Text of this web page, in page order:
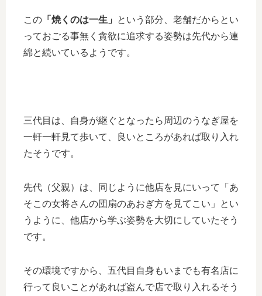
この 「焼くのは一生」
という部分、老舗だからとい
っておごる事無く貪欲に追求する姿勢は先代から連
綿と続いているようです。
三代目は、自身が継ぐとなったら周辺のうなぎ屋を
一軒一軒見て歩いて、良いところがあれば取り入れ
たそうです。
先代（父親）は、同じように他店を見にいって「あ
そこの女将さんの団扇のあおぎ方を見てこい」とい
うように、他店から学ぶ姿勢を大切にしていたそう
です。
その環境ですから、五代目自身もいまでも有名店に
行って良いことがあれば盗んで店で取り入れるそう